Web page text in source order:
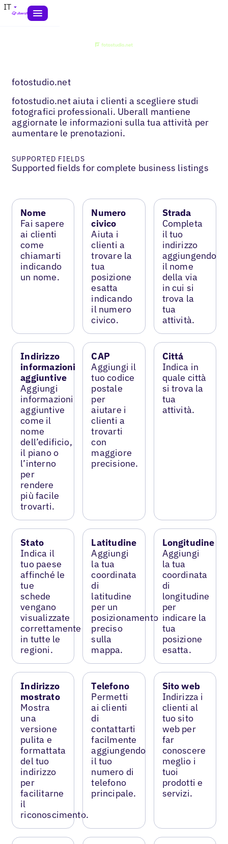
IT
fotostudio.net
fotostudio.net aiuta i clienti a scegliere studi
fotografici professionali. Uberall mantiene
aggiornate le informazioni sulla tua attività per
aumentare le prenotazioni.
SUPPORTED FIELDS
Supported fields for complete business listings
Nome
Fai sapere
ai clienti
come
chiamarti
indicando
un nome.
Numero
civico
Aiuta i
clienti a
trovare la
tua
posizione
esatta
indicando
il numero
civico.
Strada
Completa
il tuo
indirizzo
aggiungendo
il nome
della via
in cui si
trova la
tua
attività.
Indirizzo
informazioni
aggiuntive
Aggiungi
informazioni
aggiuntive
come il
nome
dell’edificio,
il piano o
l’interno
per
rendere
più facile
trovarti.
CAP
Aggiungi il
tuo codice
postale
per
aiutare i
clienti a
trovarti
con
maggiore
precisione.
Cittá
Indica in
quale città
si trova la
tua
attività.
Stato
Indica il
tuo paese
affinché le
tue
schede
vengano
visualizzate
correttamente
in tutte le
regioni.
Latitudine
Aggiungi
la tua
coordinata
di
latitudine
per un
posizionamento
preciso
sulla
mappa.
Longitudine
Aggiungi
la tua
coordinata
di
longitudine
per
indicare la
tua
posizione
esatta.
Indirizzo
mostrato
Mostra
una
versione
pulita e
formattata
del tuo
indirizzo
per
facilitarne
il
riconoscimento.
Telefono
Permetti
ai clienti
di
contattarti
facilmente
aggiungendo
il tuo
numero di
telefono
principale.
Sito web
Indirizza i
clienti al
tuo sito
web per
far
conoscere
meglio i
tuoi
prodotti e
servizi.